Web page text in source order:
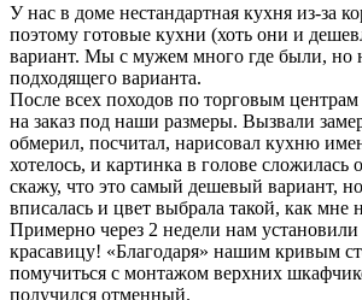
У нас в доме нестандартная кухня из-за
поэтому готовые кухни (хоть они и
вариант. Мы с мужем много где были, но
подходящего варианта.
После всех походов по торговым
на заказ под наши размеры. Вызвали
обмерил, посчитал, нарисовал кухню
хотелось, и картинка в голове сложилась
скажу, что это самый дешевый вариант,
вписалась и цвет выбрала такой, как мне
Примерно через 2 недели нам
красавицу! «Благодаря» нашим кривым
помучиться с монтажом верхних
получился отменный.